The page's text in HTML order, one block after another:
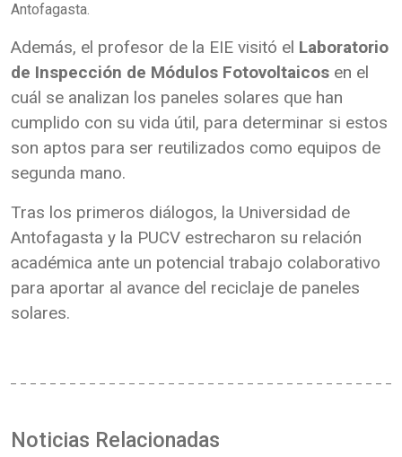
Antofagasta.
Además, el profesor de la EIE visitó el Laboratorio
de Inspección de Módulos Fotovoltaicos en el
cuál se analizan los paneles solares que han
cumplido con su vida útil, para determinar si estos
son aptos para ser reutilizados como equipos de
segunda mano.
Tras los primeros diálogos, la Universidad de
Antofagasta y la PUCV estrecharon su relación
académica ante un potencial trabajo colaborativo
para aportar al avance del reciclaje de paneles
solares.
Noticias Relacionadas